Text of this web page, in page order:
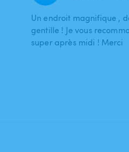
Un endroit magnifique ,
gentille ! Je vous
super après midi ! Merci